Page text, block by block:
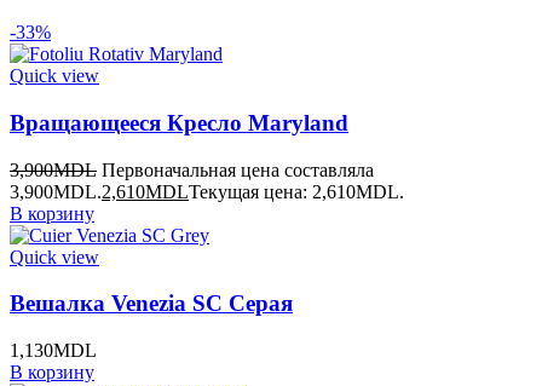
-33%
Quick view
Вращающееся Кресло Maryland
3,900MDL Первоначальная цена составляла
3,900MDL.2,610MDLТекущая цена: 2,610MDL.
В корзину
Quick view
Вешалка Venezia SC Серая
1,130MDL
В корзину